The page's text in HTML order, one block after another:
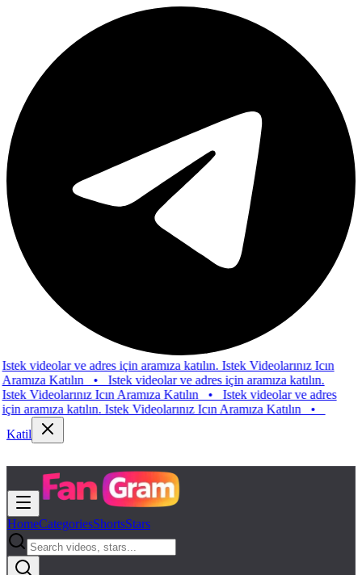
videolar ve adres için aramıza katılın. Istek Videolarınız Icın
Katılın• Istek videolar ve adres için aramıza katılın.
Videolarınız Icın Aramıza Katılın• Istek videolar ve adres
katılın. Istek Videolarınız Icın Aramıza Katılın•
Katil
HomeCategoriesShortsStars